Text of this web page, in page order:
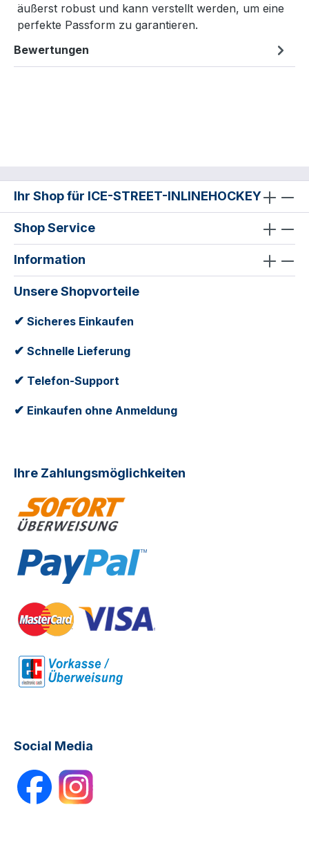
äußerst robust und kann verstellt werden, um eine
perfekte Passform zu garantieren.
Bewertungen
Ihr Shop für ICE-STREET-INLINEHOCKEY
Shop Service
Information
Unsere Shopvorteile
✔ Sicheres Einkaufen
✔ Schnelle Lieferung
✔ Telefon-Support
✔ Einkaufen ohne Anmeldung
Ihre Zahlungsmöglichkeiten
Social Media